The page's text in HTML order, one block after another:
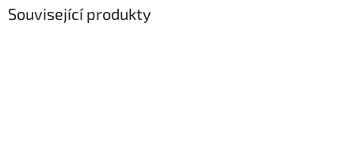
Související produkty